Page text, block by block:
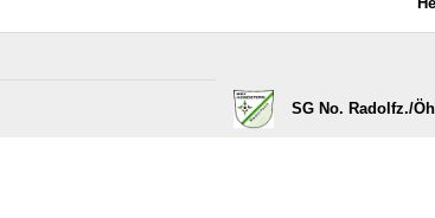
SG No. Radolfz./​